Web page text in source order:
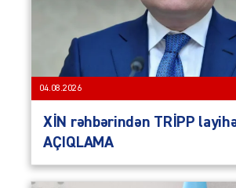
04.08.2026
XİN rəhbərindən TRİPP
AÇIQLAMA